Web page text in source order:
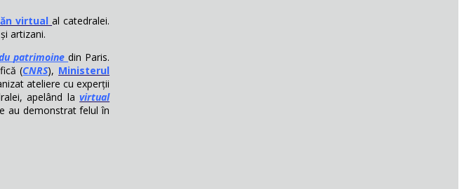
virtual al catedralei.
artizani.
patrimoinedin Paris.
(CNRS), Ministerul
ateliere cu experții
apelând lavirtual
au demonstrat felul în